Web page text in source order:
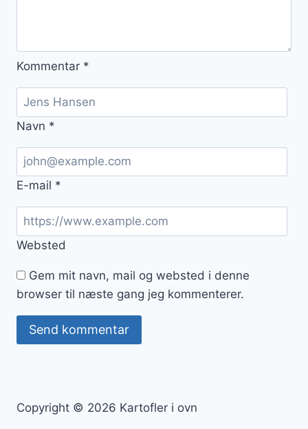
Kommentar *
Navn *
E-mail *
Websted
Gem mit navn, mail og websted i denne
browser til næste gang jeg kommenterer.
Copyright © 2026 Kartofler i ovn